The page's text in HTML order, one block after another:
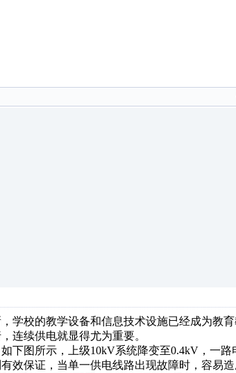
学校的教学设备和信息技术设施已经成为教
连续供电就显得尤为重要。
下图所示，上级10kV系统降变至0.4kV，一路
效保证， 当单一供电线路出现故障时，容易